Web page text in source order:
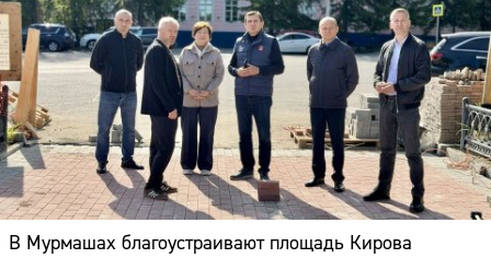
В Мурмашах благоустраивают площадь Кирова